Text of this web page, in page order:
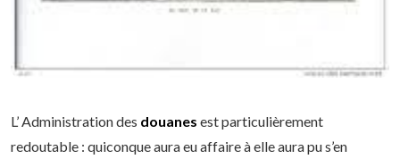
L’ Administration des douanes est particulièrement
redoutable : quiconque aura eu affaire à elle aura pu s’en